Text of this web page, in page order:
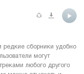
редкие сборники удобно
могут
любого другого